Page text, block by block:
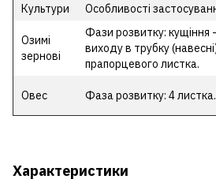
Культури Особливості
Озимі
зернові
Фази розвитку: кущіння
виходу в трубку
прапорцевого листка.
Овес Фаза розвитку: 4 листка.
Характеристики